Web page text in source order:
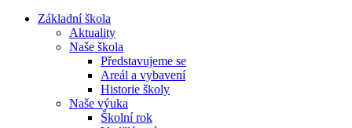
Základní škola
Aktuality
Naše škola
Představujeme se
Areál a vybavení
Historie školy
Naše výuka
Školní rok